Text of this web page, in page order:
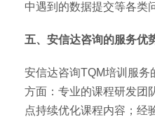
中遇到的数据提交等各类
五、安信达咨询的服务优
安信达咨询TQM培训服务
方面：专业的课程研发团
点持续优化课程内容；经